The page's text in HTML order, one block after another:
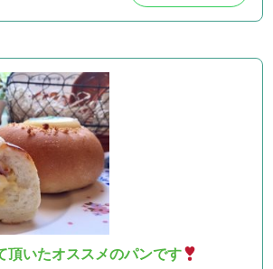
頂いたオススメのパンです